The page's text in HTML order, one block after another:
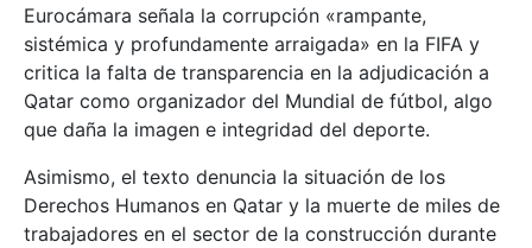
Eurocámara señala la corrupción «rampante,
sistémica y profundamente arraigada» en la FIFA y
critica la falta de transparencia en la adjudicación a
Qatar como organizador del Mundial de fútbol, algo
que daña la imagen e integridad del deporte.
Asimismo, el texto denuncia la situación de los
Derechos Humanos en Qatar y la muerte de miles de
trabajadores en el sector de la construcción durante